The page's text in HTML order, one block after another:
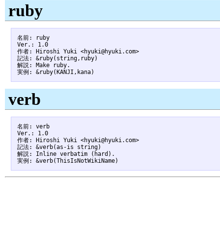
ruby
名前: ruby
Ver.: 1.0
作者: Hiroshi Yuki <hyuki@hyuki.com>
記法: &ruby(string,ruby)
解説: Make ruby.
verb
名前: verb
Ver.: 1.0
作者: Hiroshi Yuki <hyuki@hyuki.com>
記法: &verb(as-is string)
解説: Inline verbatim (hard).